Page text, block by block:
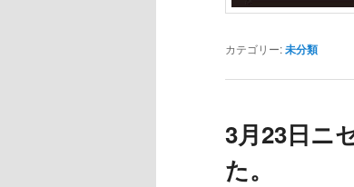
カテゴリー:未分類
3月23日ニ
た。